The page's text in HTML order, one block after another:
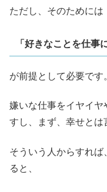
ただし、そのためには
「好きなことを仕事
が前提として必要です
嫌いな仕事をイヤイヤ
すし、まず、幸せとは
そういう人からすれ
ると、